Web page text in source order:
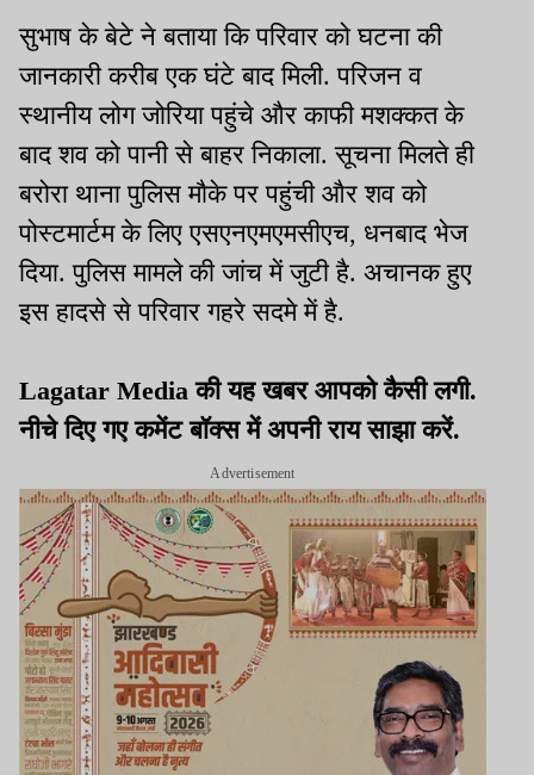
सुभाष के बेटे ने बताया कि परिवार को घटना की
जानकारी करीब एक घंटे बाद मिली. परिजन व
स्थानीय लोग जोरिया पहुंचे और काफी मशक्कत के
बाद शव को पानी से बाहर निकाला. सूचना मिलते ही
बरोरा थाना पुलिस मौके पर पहुंची और शव को
पोस्टमार्टम के लिए एसएनएमएमसीएच, धनबाद भेज
दिया. पुलिस मामले की जांच में जुटी है. अचानक हुए
इस हादसे से परिवार गहरे सदमे में है.
Lagatar Media की यह खबर आपको कैसी लगी.
नीचे दिए गए कमेंट बॉक्स में अपनी राय साझा करें.
Advertisement